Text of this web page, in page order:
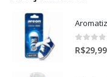
0out
R$29,99